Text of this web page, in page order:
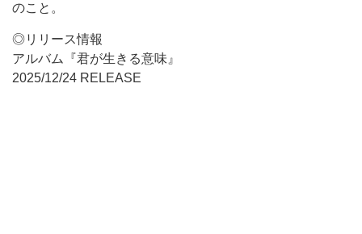
のこと。
◎リリース情報
アルバム『君が生きる意味』
2025/12/24 RELEASE